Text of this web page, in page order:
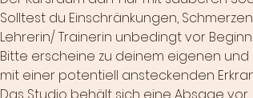
Solltest du Einschränkungen,
Lehrerin/ Trainerin unbedingt vor
Bitte erscheine zu deinem eigenen
mit einer potentiell ansteckenden
Das Studio behält sich eine Absage